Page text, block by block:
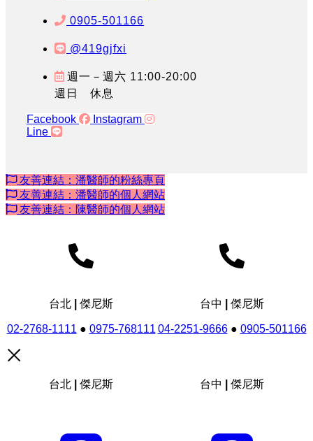
0905-501166
@419gjfxi
週一－週六 11:00-20:00
週日 休息
Facebook
Instagram
Line
友善連結：潘醫師的粉絲專頁
友善連結：潘醫師的個人網站
友善連結：陳醫師的個人網站
台北 | 傑尼斯
02-2768-1111 ● 0975-768111
台中 | 傑尼斯
04-2251-9666● 0905-501166
台北 | 傑尼斯 台中 | 傑尼斯